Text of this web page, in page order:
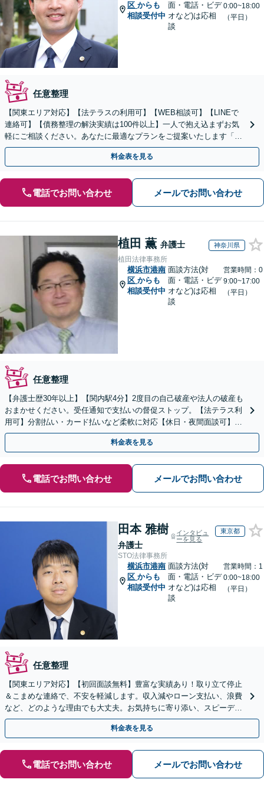
区 からも
相談受付中
面・電話・ビデ
オなど)は応相
談
0:00~18:00
（平日）
任意整理
【関東エリア対応】【法テラスの利用可】【WEB相談可】【LINEで
連絡可】【債務整理の解決実績は100件以上】一人で抱え込まずお気
軽にご相談ください。あなたに最適なプランをご提案いたします「法
人破産にも強い弁護士」【休日・夜間対応】
料金表を見る
電話でお問い合わせ メールでお問い合わせ
植田 薫 弁護士 神奈川県
植田法律事務所
横浜市港南
区 からも
相談受付中
面談方法(対
面・電話・ビデ
オなど)は応相
談
営業時間：0
9:00~17:00
（平日）
任意整理
【弁護士歴30年以上】【関内駅4分】2度目の自己破産や法人の破産も
おまかせください。受任通知で支払いの督促ストップ。【法テラス利
用可】分割払い・カード払いなど柔軟に対応【休日・夜間面談可】
【電話／メール／ビデオ面談可】
料金表を見る
電話でお問い合わせ メールでお問い合わせ
田本 雅樹
弁護士
インタビュ
ーを見る
東京都
STO法律事務所
横浜市港南
区 からも
相談受付中
面談方法(対
面・電話・ビデ
オなど)は応相
談
営業時間：1
0:00~18:00
（平日）
任意整理
【関東エリア対応】【初回面談無料】豊富な実績あり！取り立て停止
＆こまめな連絡で、不安を軽減します。収入減やローン支払い、浪費
など、どのような理由でも大丈夫。お気持ちに寄り添い、スピーディ
ーな解決を目指します【法テラス利用＆休日・夜間面談可】
料金表を見る
電話でお問い合わせ メールでお問い合わせ